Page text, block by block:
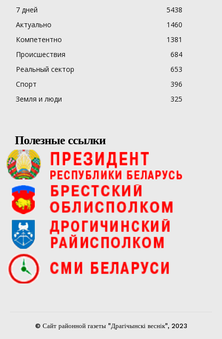
7 дней
5438
Актуально
1460
Компетентно
1381
Происшествия
684
Реальный сектор
653
Спорт
396
Земля и люди
325
Полезные ссылки
© Сайт районной газеты "Драгічынскі веснік", 2023